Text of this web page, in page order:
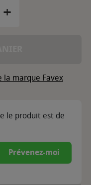
+
la marque Favex
le produit est de
Prévenez-moi